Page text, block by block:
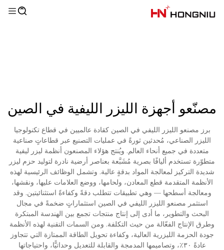
مصنّعو أجهزة الليزر الليفية في الصين
برز مصنعو الليزر الليفي في الصين كقادة عالميين في قطاع تكنولوجيا
الليزر الصناعي، مُحدثين ثورةً في عمليات التصنيع عبر قطاعاتٍ صناعية
متعددة في جميع أنحاء العالم. ويُنتج هؤلاء المصنعون أنظمة ليزر ليفية
متطوّرة تستخدم أليافًا بصرية مُشَبَّعة بعناصر أرضية نادرة لتوليد حزم ليزر
شديدة التركيز لمعالجة المواد بدقةٍ عالية. وتشمل الوظائف الرئيسية لهذه
الأنظمة المتقدمة قطع المعادن، ولحامها، ووضع العلامات عليها، ونقشها،
ومعالجة أسطحها — وهي تطبيقات تتطلب دقةً وكفاءةً استثنائيتين. وقد
استثمر مصنعو الليزر الليفي في الصين استثماراتٍ ضخمةً في مجال
البحث والتطوير، ما أدى إلى إنتاج منتجات تجمع بين الهندسة المبتكرة
وطرق الإنتاج الفعّالة من حيث التكلفة. ومن السمات التقنية لهذه الأنظمة
جودة الحزمة الليزرية العالية، وكفاءة تحويل الطاقة الممتازة التي تتجاوز
عادةً ٣٠٪، وتصاميمها المدمجة والقابلة للتعديل وحداتيًّا، واحتياجاتها